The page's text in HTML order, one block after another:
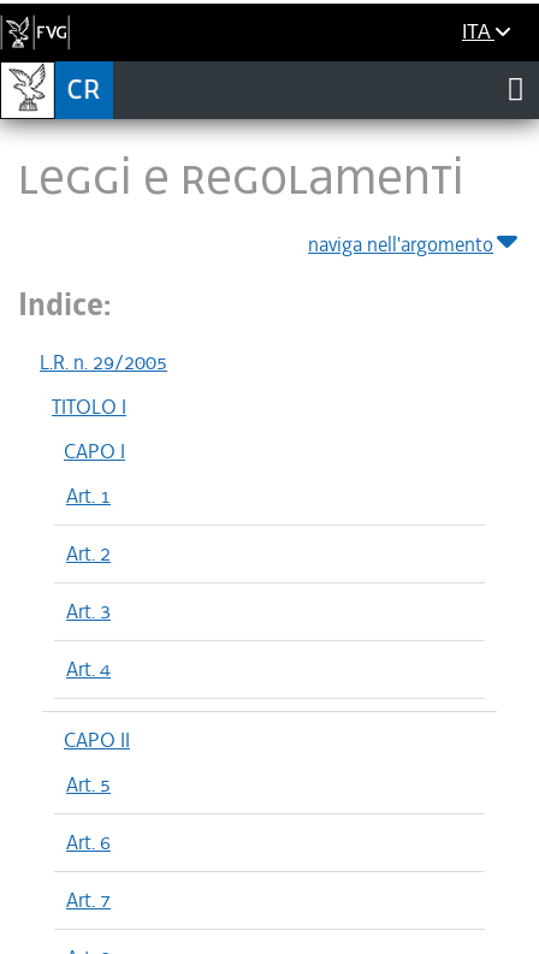
ITA
LEGGI E REGOLAMENTI
naviga nell'argomento
Indice:
L.R. n. 29/2005
TITOLO I
CAPO I
Art. 1
Art. 2
Art. 3
Art. 4
CAPO II
Art. 5
Art. 6
Art. 7